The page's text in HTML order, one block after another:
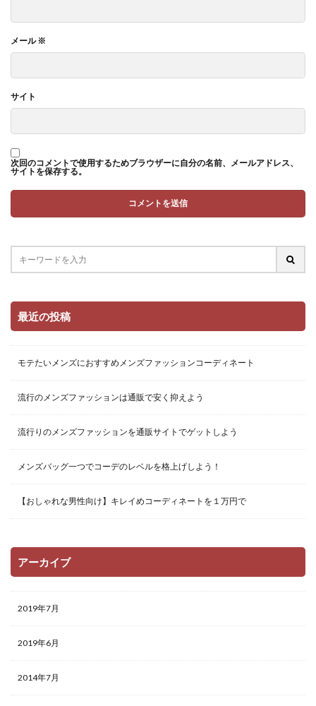
メール※
サイト
次回のコメントで使用するためブラウザーに自分の名前、メールアドレス、
サイトを保存する。
最近の投稿
モテたいメンズにおすすめメンズファッションコーディネート
流行のメンズファッションは通販で安く抑えよう
流行りのメンズファッションを通販サイトでゲットしよう
メンズバッグ一つでコーデのレベルを格上げしよう！
【おしゃれな男性向け】キレイめコーディネートを１万円で
アーカイブ
2019年7月
2019年6月
2014年7月